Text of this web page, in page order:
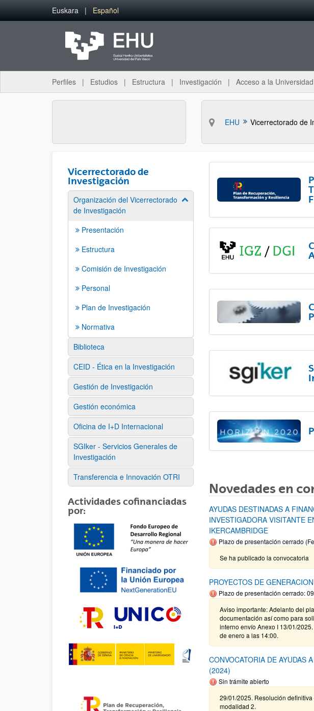
Saltar al contenido principal
Euskara Español
Perfiles Estudios Estructura Investigación Acceso a la Universidad
EHU Vicerrectorado de
Vicerrectorado de
Investigación
Organización del Vicerrectorado
de Investigación
Mostrar/ocultar subpáginas
Presentación
Estructura
Comisión de Investigación
Personal
Plan de Investigación
Normativa
Biblioteca
CEID - Ética en la Investigación
Gestión de Investigación
Gestión económica
Oficina de I+D Internacional
SGIker - Servicios Generales de
Investigación
Transferencia e Innovación OTRI
Actividades cofinanciadas
por:
Novedades en
AYUDAS DESTINADAS A
INVESTIGADORA VISITANTE
IKERCAMBRIDGE
Plazo de presentación cerrado
Se ha publicado la convocatoria
PROYECTOS DE
Plazo de presentación cerrado:
Aviso importante: Adelanto del
documentación así como para
interno envío Anexo I 13/01/
de enero a las 14:00.
CONVOCATORIA DE AYUDAS
(2024)
Sin trámite abierto
29/01/2025. Resolución
modalidad 2.